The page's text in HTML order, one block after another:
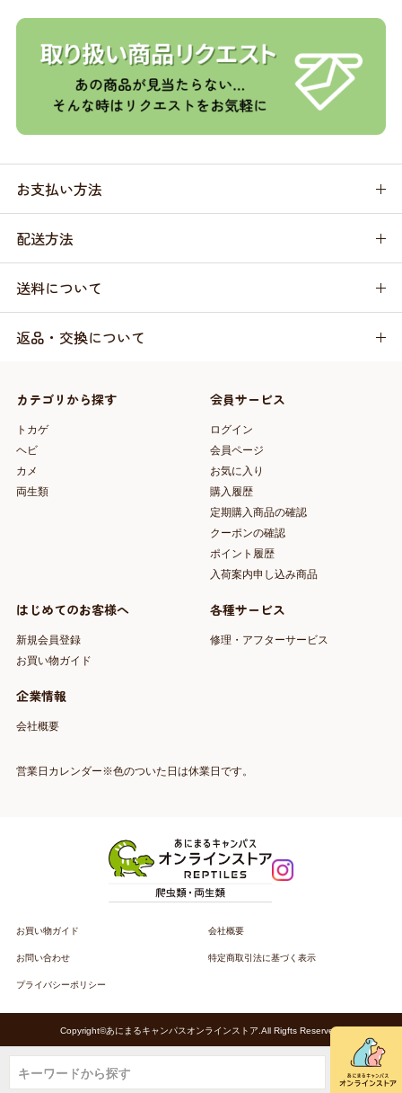
お支払い方法
配送方法
送料について
返品・交換について
カテゴリから探す
トカゲ
ヘビ
カメ
両生類
会員サービス
ログイン
会員ページ
お気に入り
購入履歴
定期購入商品の確認
クーポンの確認
ポイント履歴
入荷案内申し込み商品
はじめてのお客様へ
新規会員登録
お買い物ガイド
各種サービス
修理・アフターサービス
企業情報
会社概要
営業日カレンダー※色のついた日は休業日です。
お買い物ガイド 会社概要
お問い合わせ 特定商取引法に基づく表示
プライバシーポリシー
Copyright©あにまるキャンパスオンラインストア.All Rigfts Reserved.
キーワードから探す
キーワードから探す
キーワードから探す